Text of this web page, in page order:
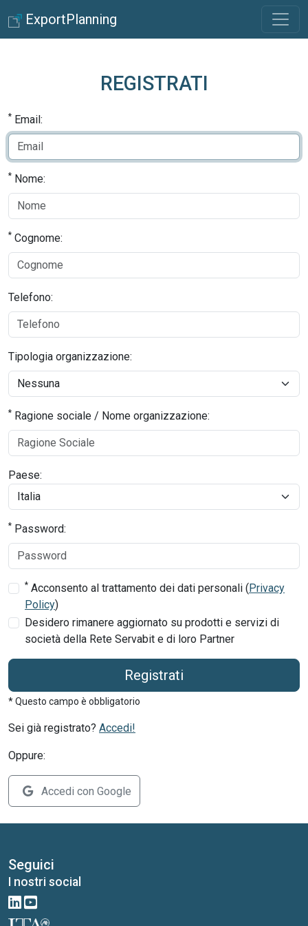
ExportPlanning
REGISTRATI
* Email:
* Nome:
* Cognome:
Telefono:
Tipologia organizzazione:
* Ragione sociale / Nome organizzazione:
Paese:
* Password:
* Acconsento al trattamento dei dati personali (Privacy
Policy)
Desidero rimanere aggiornato su prodotti e servizi di
società della Rete Servabit e di loro Partner
Registrati
* Questo campo è obbligatorio
Sei già registrato? Accedi!
Oppure:
Accedi con Google
Seguici
I nostri social